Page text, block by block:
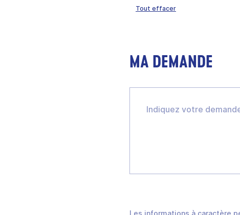
Tout effacer
MA DEMANDE
Les informations à caractère